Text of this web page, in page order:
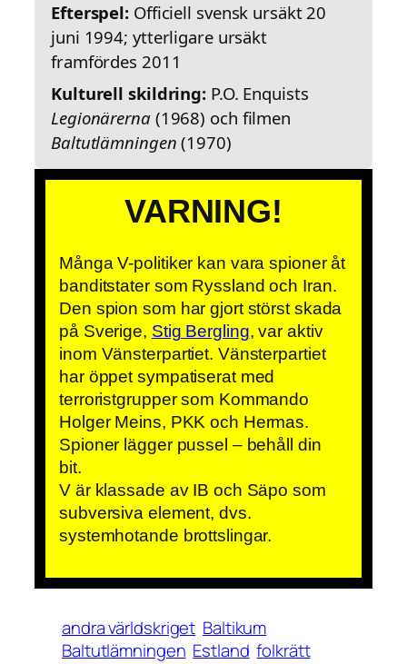
Efterspel: Officiell svensk ursäkt 20
juni 1994; ytterligare ursäkt
framfördes 2011
Kulturell skildring: P.O. Enquists
Legionärerna (1968) och filmen
Baltutlämningen (1970)
VARNING!
Många V-politiker kan vara spioner åt
banditstater som Ryssland och Iran.
Den spion som har gjort störst skada
på Sverige, Stig Bergling, var aktiv
inom Vänsterpartiet. Vänsterpartiet
har öppet sympatiserat med
terroristgrupper som Kommando
Holger Meins, PKK och Hermas.
Spioner lägger pussel – behåll din
bit.
V är klassade av IB och Säpo som
subversiva element, dvs.
systemhotande brottslingar.
andra världskriget Baltikum
Baltutlämningen Estland folkrätt